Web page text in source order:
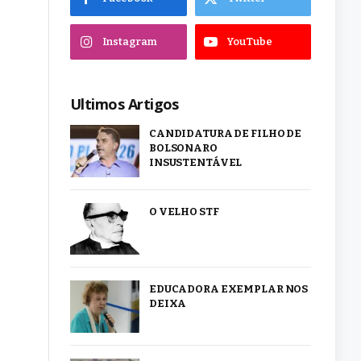
Instagram YouTube
Ultimos Artigos
CANDIDATURA DE FILHO DE
BOLSONARO
INSUSTENTÁVEL
O VELHO STF
EDUCADORA EXEMPLAR NOS
DEIXA